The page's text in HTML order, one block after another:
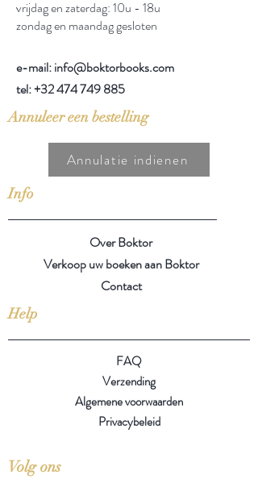
vrijdag en zaterdag: 10u - 18u
zondag en maandag gesloten
e-mail: info@boktorbooks.com
tel:+32 474 749 885
Annuleer een bestelling
Annulatie indienen
Info
Over Boktor
Verkoop uw boeken aan Boktor
Contact
Help
FAQ
Verzending
Algemene voorwaarden
Privacybeleid
Volg ons